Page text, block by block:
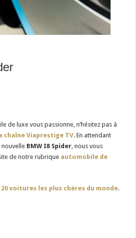
de luxe vous passionne, n’hésitez pas à
chaîne Viaprestige TV. En attendant
nouvelle BMW I8 Spider , nous vous
de notre rubrique automobile de
20 voitures les plus chères du monde.